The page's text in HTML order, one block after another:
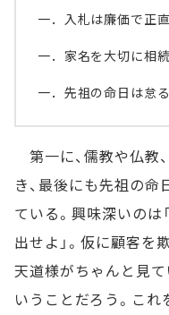
一．入札は廉価で正
一．家名を大切に相
一．先祖の命日は怠
第一に、儒教や仏教
き、最後にも先祖の
ている。興味深いのは
出せよ」。仮に顧客を
天道様がちゃんと見て
いうことだろう。これ